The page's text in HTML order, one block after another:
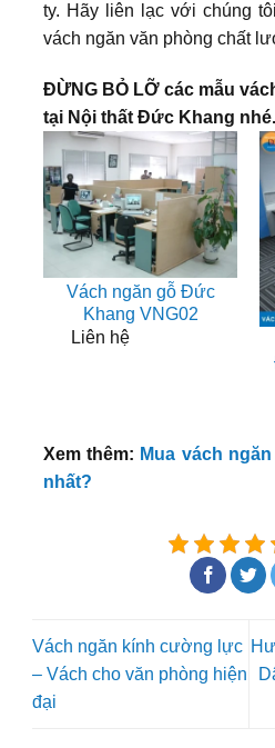
ty. Hãy liên lạc với chúng
vách ngăn văn phòng chất
ĐỪNG BỎ LỠ các mẫu
tại Nội thất Đức Khang nhé.
Vách ngăn gỗ Đức
Khang VNG02
Liên hệ
Xem thêm: Mua vách
nhất?
Vách ngăn kính cường lực
– Vách cho văn phòng hiện
đại